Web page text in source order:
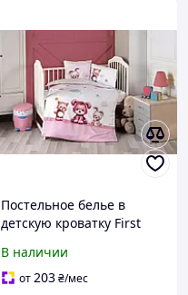
Постельное белье в
детскую кроватку First
Детский в кроватку
В наличии
от203₴/мес